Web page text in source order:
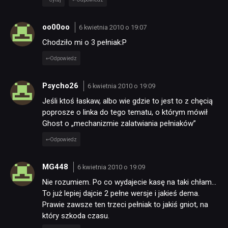
TECHNOLOGIE
JUŻ GRALIŚMY
SKLEP
oo00oo 6 kwietnia 2010 o 19:07
Chodziło mi o 3 pełniak:P
Odpowiedz
Psycho26 6 kwietnia 2010 o 19:09
Jeśli ktoś łaskaw, albo wie gdzie to jest to z chęcią
poprosze o linka do tego tematu, o którym mówił
Ghost o „mechanizmie zalatwiania pełniaków”
Odpowiedz
MG448 6 kwietnia 2010 o 19:09
Nie rozumiem. Po co wydajecie kasę na taki chłam…
To już lepiej dajcie 2 pełne wersje i jakieś dema.
Prawie zawsze ten trzeci pełniak to jakiś gniot, na
który szkoda czasu.